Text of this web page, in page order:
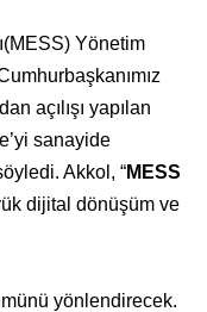
Yönetim
açılışı yapılan
sanayide
Akkol, “MESS
dijital dönüşüm ve
yönlendirecek.